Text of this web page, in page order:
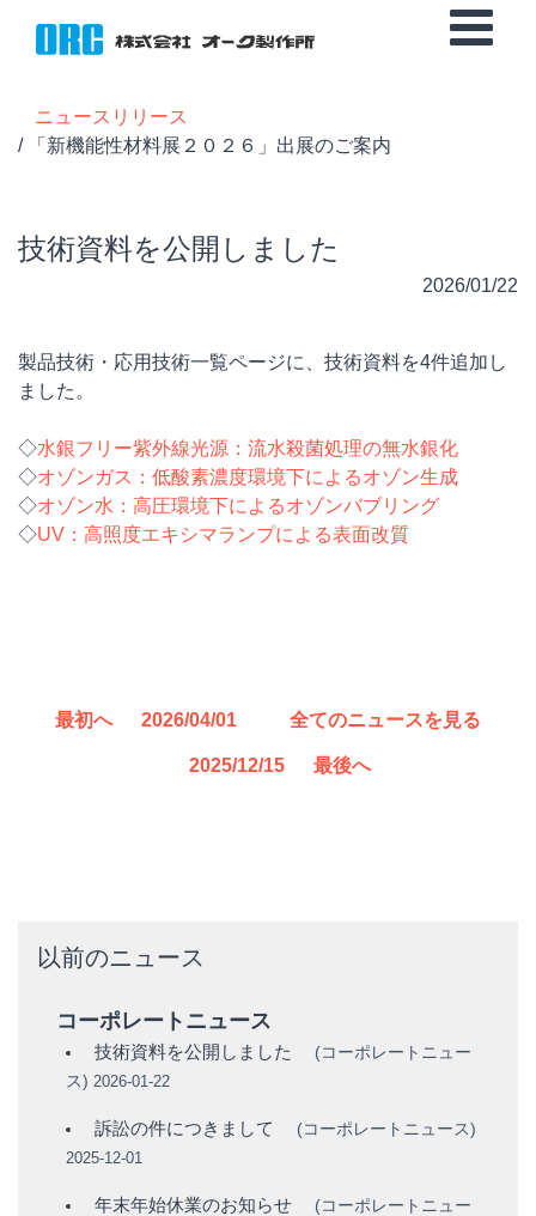
ニュースリリース
/ 「新機能性材料展２０２６」出展のご案内
技術資料を公開しました
2026/01/22
製品技術・応用技術一覧ページに、技術資料を4件追加し
ました。
◇水銀フリー紫外線光源：流水殺菌処理の無水銀化
◇オゾンガス：低酸素濃度環境下によるオゾン生成
◇オゾン水：高圧環境下によるオゾンバブリング
◇UV：高照度エキシマランプによる表面改質
最初へ 2026/04/01 全てのニュースを見る
2025/12/15 最後へ
以前のニュース
コーポレートニュース
技術資料を公開しました (コーポレートニュー
ス) 2026-01-22
訴訟の件につきまして (コーポレートニュース)
2025-12-01
年末年始休業のお知らせ (コーポレートニュー